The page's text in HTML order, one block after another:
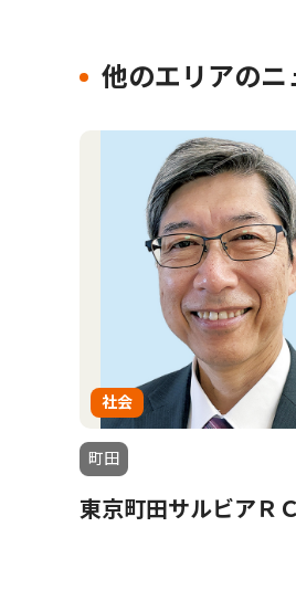
他のエリアのニ
社会
町田
東京町田サルビアＲＣ